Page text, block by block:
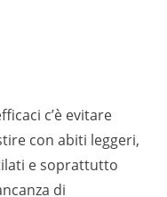
c’è evitare
con abiti leggeri,
e soprattutto
di